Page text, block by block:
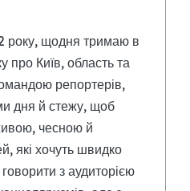
року, щодня тримаю в
про Київ, область та
репортерів,
дня й стежу, щоб
чесною й
які хочуть швидко
з аудиторією